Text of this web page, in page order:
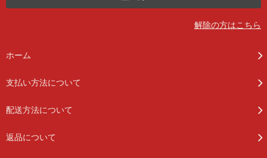
解除の方はこちら
ホーム
支払い方法について
配送方法について
返品について